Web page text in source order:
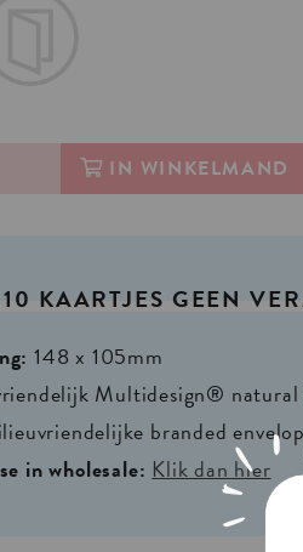
IN WINKELMAND
10 KAARTJES GEEN
148 x 105mm
Multidesign® natural
branded
in wholesale: Klik dan hier